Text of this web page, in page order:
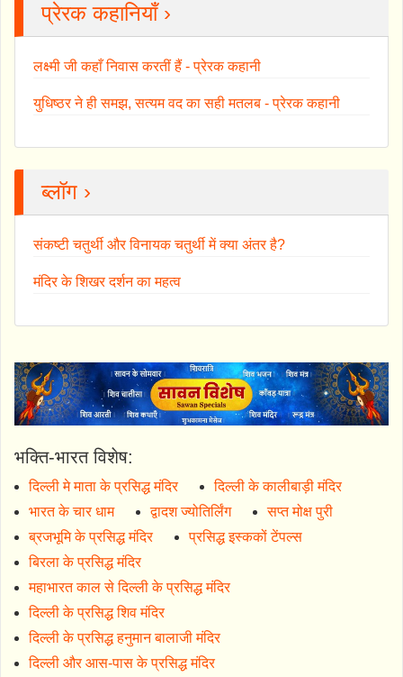
प्रेरक कहानियाँ ›
लक्ष्मी जी कहाँ निवास करतीं हैं - प्रेरक कहानी
युधिष्ठर ने ही समझ, सत्यम वद का सही मतलब - प्रेरक कहानी
ब्लॉग ›
संकष्टी चतुर्थी और विनायक चतुर्थी में क्या अंतर है?
मंदिर के शिखर दर्शन का महत्व
भक्ति-भारत विशेष:
दिल्ली मे माता के प्रसिद्ध मंदिर
दिल्ली के कालीबाड़ी मंदिर
भारत के चार धाम
द्वादश ज्योतिर्लिंग
सप्त मोक्ष पुरी
ब्रजभूमि के प्रसिद्ध मंदिर
प्रसिद्ध इस्ककों टेंपल्स
बिरला के प्रसिद्ध मंदिर
महाभारत काल से दिल्ली के प्रसिद्ध मंदिर
दिल्ली के प्रसिद्ध शिव मंदिर
दिल्ली के प्रसिद्ध हनुमान बालाजी मंदिर
दिल्ली और आस-पास के प्रसिद्ध मंदिर